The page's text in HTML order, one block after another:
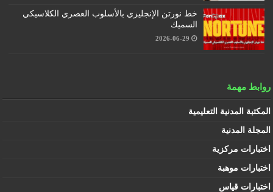
خط نورتن الإنجليزي بالأسلوب العصري الكلاسيكي
السميك
2026-06-29
روابط مهمة
المكتبة المدنية التعليمية
المجلة المدنية
اختبارات مركزية
اختبارات موهبة
اختبارات قياس